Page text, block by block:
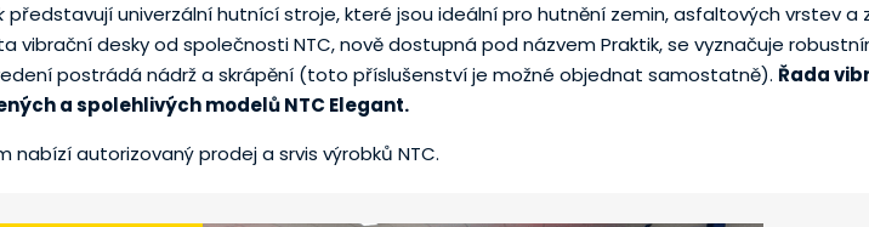
představují univerzální hutnící stroje, které jsou ideální pro hutnění zemin, asfaltových vrstev a
vibrační desky od společnosti NTC, nově dostupná pod názvem Praktik, se vyznačuje
postrádá nádrž a skrápění (toto příslušenství je možné objednat samostatně). Řada
a spolehlivých modelů NTC Elegant.
nabízí autorizovaný prodej a srvis výrobků NTC.